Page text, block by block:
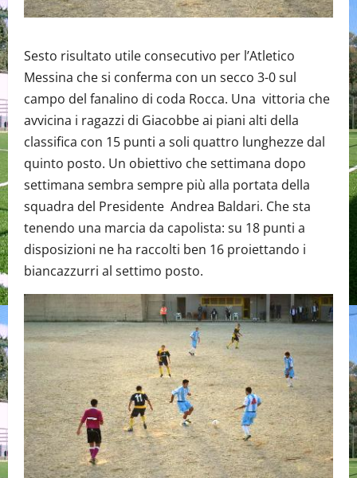
Sesto risultato utile consecutivo per l’Atletico
Messina che si conferma con un secco 3-0 sul
campo del fanalino di coda Rocca. Una vittoria che
avvicina i ragazzi di Giacobbe ai piani alti della
classifica con 15 punti a soli quattro lunghezze dal
quinto posto. Un obiettivo che settimana dopo
settimana sembra sempre più alla portata della
squadra del Presidente Andrea Baldari. Che sta
tenendo una marcia da capolista: su 18 punti a
disposizioni ne ha raccolti ben 16 proiettando i
biancazzurri al settimo posto.